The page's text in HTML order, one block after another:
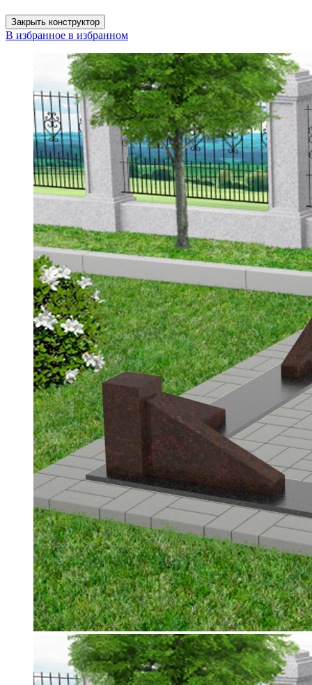
Закрыть конструктор
В избранное в избранном